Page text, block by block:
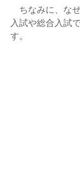
ちなみに、な
入試や総合入試
す。